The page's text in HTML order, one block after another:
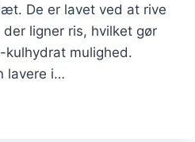
De er lavet ved at rive
ligner ris, hvilket gør
kulhydrat mulighed.
lavere i…